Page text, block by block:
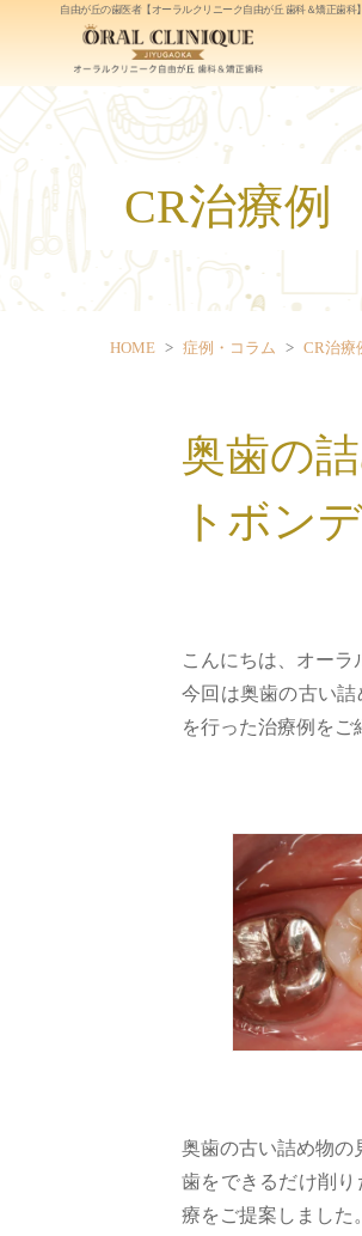
自由が丘の歯医者【オーラルクリニーク自由が丘 歯科＆矯正歯科
CR治療例
HOME 症例・コラム CR治療
奥歯の
トボン
こんにちは、オーラ
今回は奥歯の古い
を行った治療例をご
奥歯の古い詰め物の
歯をできるだけ削
療をご提案しました。